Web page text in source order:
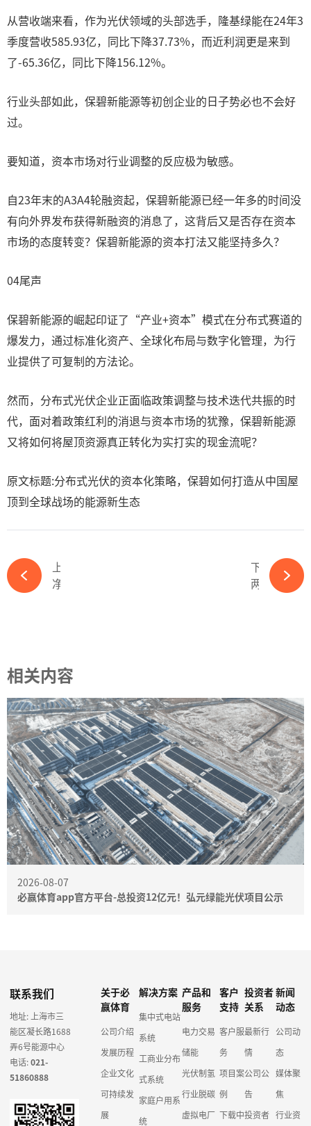
从营收端来看，作为光伏领域的头部选手，隆基绿能在24年3
季度营收585.93亿，同比下降37.73%，而近利润更是来到
了-65.36亿，同比下降156.12%。
行业头部如此，保碧新能源等初创企业的日子势必也不会好
过。
要知道，资本市场对行业调整的反应极为敏感。
自23年末的A3A4轮融资起，保碧新能源已经一年多的时间没
有向外界发布获得新融资的消息了，这背后又是否存在资本
市场的态度转变？保碧新能源的资本打法又能坚持多久？
04尾声
保碧新能源的崛起印证了“产业+资本”模式在分布式赛道的
爆发力，通过标准化资产、全球化布局与数字化管理，为行
业提供了可复制的方法论。
然而，分布式光伏企业正面临政策调整与技术迭代共振的时
代，面对着政策红利的消退与资本市场的犹豫，保碧新能源
又将如何将屋顶资源真正转化为实打实的现金流呢？
原文标题:分布式光伏的资本化策略，保碧如何打造从中国屋
顶到全球战场的能源新生态
下一篇
两大新能源公司破产最新进展！-必赢体育app官方平台
相关内容
2026-08-07
必赢体育app官方平台-总投资12亿元！弘元绿能光伏项目公示
联系我们
地址: 上海市三
能区凝长路1688
弄6号能源中心
电话:021-
51860888
关于必
赢体育
公司介绍
发展历程
企业文化
可持续发
展
解决方案
集中式电站
系统
工商业分布
式系统
家庭户用系
统
产品和
服务
电力交易
储能
光伏制氢
行业脱碳
虚拟电厂
客户
支持
客户服
务
项目案
例
下载中
投资者
关系
最新行
情
公司公
告
投资者
新闻
动态
公司动
态
媒体聚
焦
行业资